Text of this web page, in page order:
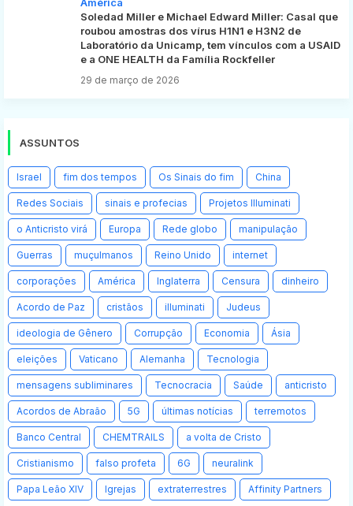
Soledad Miller e Michael Edward Miller: Casal que
roubou amostras dos vírus H1N1 e H3N2 de
Laboratório da Unicamp, tem vínculos com a USAID
e a ONE HEALTH da Família Rockfeller
29 de março de 2026
ASSUNTOS
Israel fim dos tempos Os Sinais do fim China
Redes Sociais sinais e profecias Projetos Illuminati
o Anticristo virá Europa Rede globo manipulação
Guerras muçulmanos Reino Unido internet
corporações América Inglaterra Censura dinheiro
Acordo de Paz cristãos illuminati Judeus
ideologia de Gênero Corrupção Economia Ásia
eleições Vaticano Alemanha Tecnologia
mensagens subliminares Tecnocracia Saúde anticristo
Acordos de Abraão 5G últimas notícias terremotos
Banco Central CHEMTRAILS a volta de Cristo
Cristianismo falso profeta 6G neuralink
Papa Leão XIV Igrejas extraterrestres Affinity Partners